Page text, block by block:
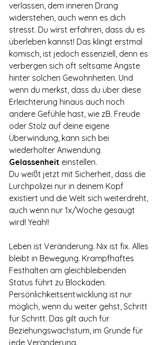
verlassen, dem inneren Drang
widerstehen, auch wenn es dich
stresst. Du wirst erfahren, dass du es
überleben kannst! Das klingt erstmal
komisch, ist jedoch essenziell, denn es
verbergen sich oft seltsame Ängste
hinter solchen Gewohnheiten. Und
wenn du merkst, dass du über diese
Erleichterung hinaus auch noch
andere Gefühle hast, wie zB. Freude
oder Stolz auf deine eigene
Überwindung, kann sich bei
wiederholter Anwendung
Gelassenheit einstellen.
Du weißt jetzt mit Sicherheit, dass die
Lurchpolizei nur in deinem Kopf
existiert und die Welt sich weiterdreht,
auch wenn nur 1x/Woche gesaugt
wird! Yeah!!
Leben ist Veränderung. Nix ist fix. Alles
bleibt in Bewegung. Krampfhaftes
Festhalten am gleichbleibenden
Status führt zu Blockaden.
Persönlichkeitsentwicklung ist nur
möglich, wenn du weiter gehst, Schritt
für Schritt. Das gilt auch für
Beziehungswachstum, im Grunde für
jede Veränderung.